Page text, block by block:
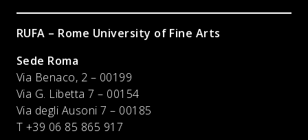
RUFA – Rome University of Fine Arts
Sede Roma
Via Benaco, 2 – 00199
Via G. Libetta 7 – 00154
Via degli Ausoni 7 – 00185
T +39 06 85 865 917